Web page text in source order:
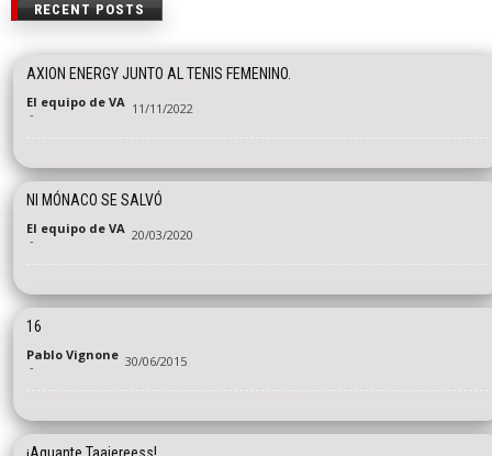
RECENT POSTS
AXION ENERGY JUNTO AL TENIS FEMENINO.
El equipo de VA
- 11/11/2022
NI MÓNACO SE SALVÓ
El equipo de VA
- 20/03/2020
16
Pablo Vignone
- 30/06/2015